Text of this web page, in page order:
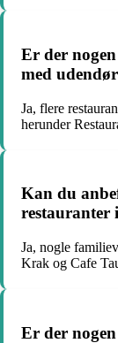
Er der
med
Ja, flere
herunder
Kan du
restauranter
Ja, nogle
Krak og Cafe
Er der